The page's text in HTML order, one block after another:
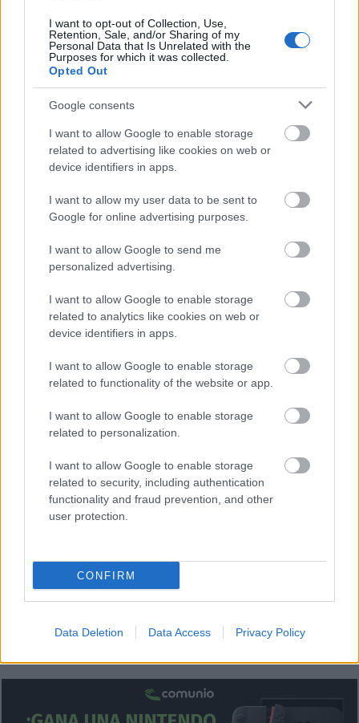
I want to opt-out of Collection, Use,
Retention, Sale, and/or Sharing of my
Personal Data that Is Unrelated with the
Purposes for which it was collected.
Opted Out
Google consents
I want to allow Google to enable storage
related to advertising like cookies on web or
device identifiers in apps.
I want to allow my user data to be sent to
Google for online advertising purposes.
I want to allow Google to send me
personalized advertising.
I want to allow Google to enable storage
related to analytics like cookies on web or
device identifiers in apps.
I want to allow Google to enable storage
related to functionality of the website or app.
I want to allow Google to enable storage
related to personalization.
I want to allow Google to enable storage
related to security, including authentication
functionality and fraud prevention, and other
user protection.
CONFIRM
Data Deletion Data Access Privacy Policy
¿Buen fichaje para Comunio?
El centrocampista francés llega al Levante como petición
expresa de Luis Castro para reforzar la medular del
conjunto granota. En su etapa en el Dunkerque, el técnico
portugués utilizó a Raghouber como pivote defensivo,
Es posible que ese sea también su rol en el equipo
ocuparía el puesto de Kervin Arriaga. El hondureño interesa
a clubes de la Premier y, sobre todo, al Genoa italiano.
Podría dejar en las arcas granotas ente 5 y 6 millones de
corto plazo en el Levante. Su valor en Comunio es de solo
500.000 euros, una cifra muy baja para un jugador que
y su fiabilidad defensiva.
¿Aún no juegas a Comunio? Regístrate, ¡gratis!